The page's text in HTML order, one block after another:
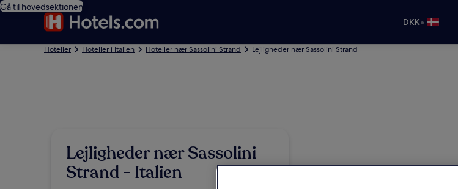
Gå til hovedsektionen
DKK•
Hoteller Hoteller i Italien Hoteller nær Sassolini Strand Lejligheder nær Sassolini Strand
Lejligheder nær Sassolini
Strand - Italien